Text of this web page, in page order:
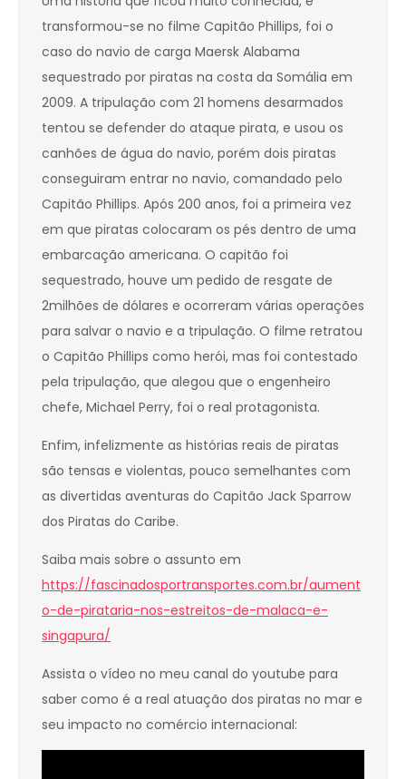
transformou-se no filme Capitão Phillips, foi o
caso do navio de carga Maersk Alabama
sequestrado por piratas na costa da Somália em
2009. A tripulação com 21 homens desarmados
tentou se defender do ataque pirata, e usou os
canhões de água do navio, porém dois piratas
conseguiram entrar no navio, comandado pelo
Capitão Phillips. Após 200 anos, foi a primeira vez
em que piratas colocaram os pés dentro de uma
embarcação americana. O capitão foi
sequestrado, houve um pedido de resgate de
2milhões de dólares e ocorreram várias operações
para salvar o navio e a tripulação. O filme retratou
o Capitão Phillips como herói, mas foi contestado
pela tripulação, que alegou que o engenheiro
chefe, Michael Perry, foi o real protagonista.
Enfim, infelizmente as histórias reais de piratas
são tensas e violentas, pouco semelhantes com
as divertidas aventuras do Capitão Jack Sparrow
dos Piratas do Caribe.
Saiba mais sobre o assunto em
https://fascinadosportransportes.com.br/aument
o-de-pirataria-nos-estreitos-de-malaca-e-
singapura/
Assista o vídeo no meu canal do youtube para
saber como é a real atuação dos piratas no mar e
seu impacto no comércio internacional: